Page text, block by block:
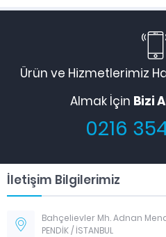
Ürün ve Hizmetlerimiz
Almak İçin Bizi
0216
İletişim Bilgilerimiz
Bahçelievler Mh. Adnan
PENDİK / İSTANBUL